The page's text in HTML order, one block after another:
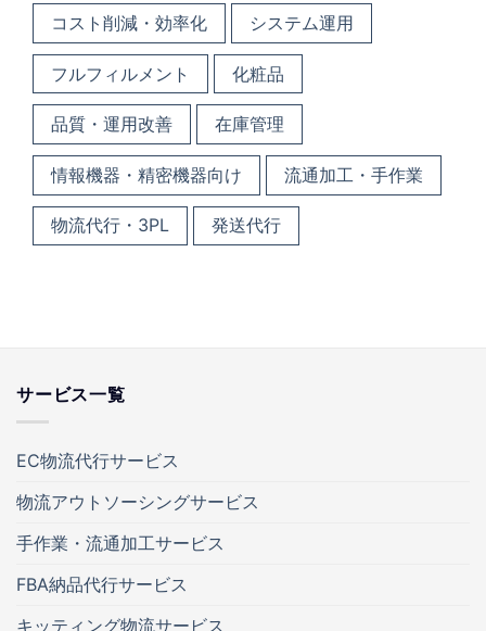
コスト削減・効率化 システム運用
フルフィルメント 化粧品
品質・運用改善 在庫管理
情報機器・精密機器向け 流通加工・手作業
物流代行・3PL 発送代行
サービス一覧
EC物流代行サービス
物流アウトソーシングサービス
手作業・流通加工サービス
FBA納品代行サービス
キッティング物流サービス